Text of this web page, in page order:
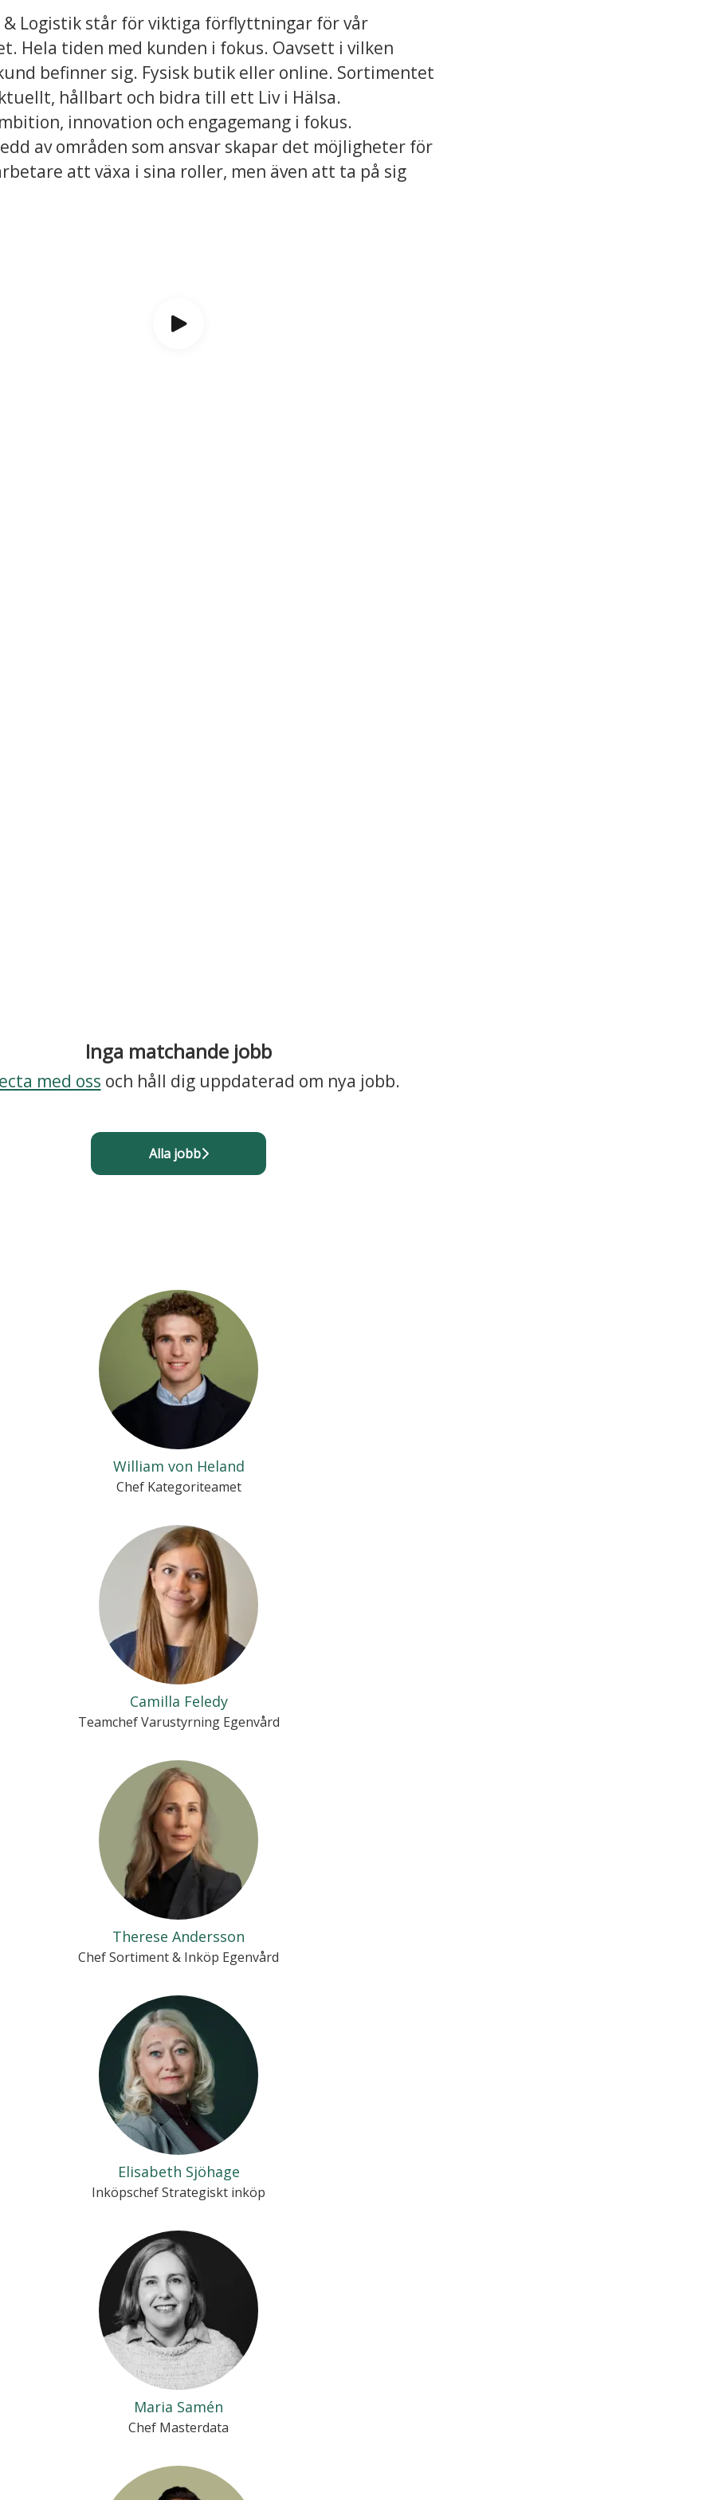
Logistik står för viktiga förflyttningar för vår
Hela tiden med kunden i fokus. Oavsett i vilken
befinner sig. Fysisk butik eller online. Sortimentet
hållbart och bidra till ett Liv i Hälsa.
innovation och engagemang i fokus.
av områden som ansvar skapar det möjligheter för
att växa i sina roller, men även att ta på sig
Inga matchande jobb
med oss och håll dig uppdaterad om nya jobb.
Alla jobb
William von Heland
Chef Kategoriteamet
Camilla Feledy
Teamchef Varustyrning Egenvård
Therese Andersson
Chef Sortiment & Inköp Egenvård
Elisabeth Sjöhage
Inköpschef Strategiskt inköp
Maria Samén
Chef Masterdata